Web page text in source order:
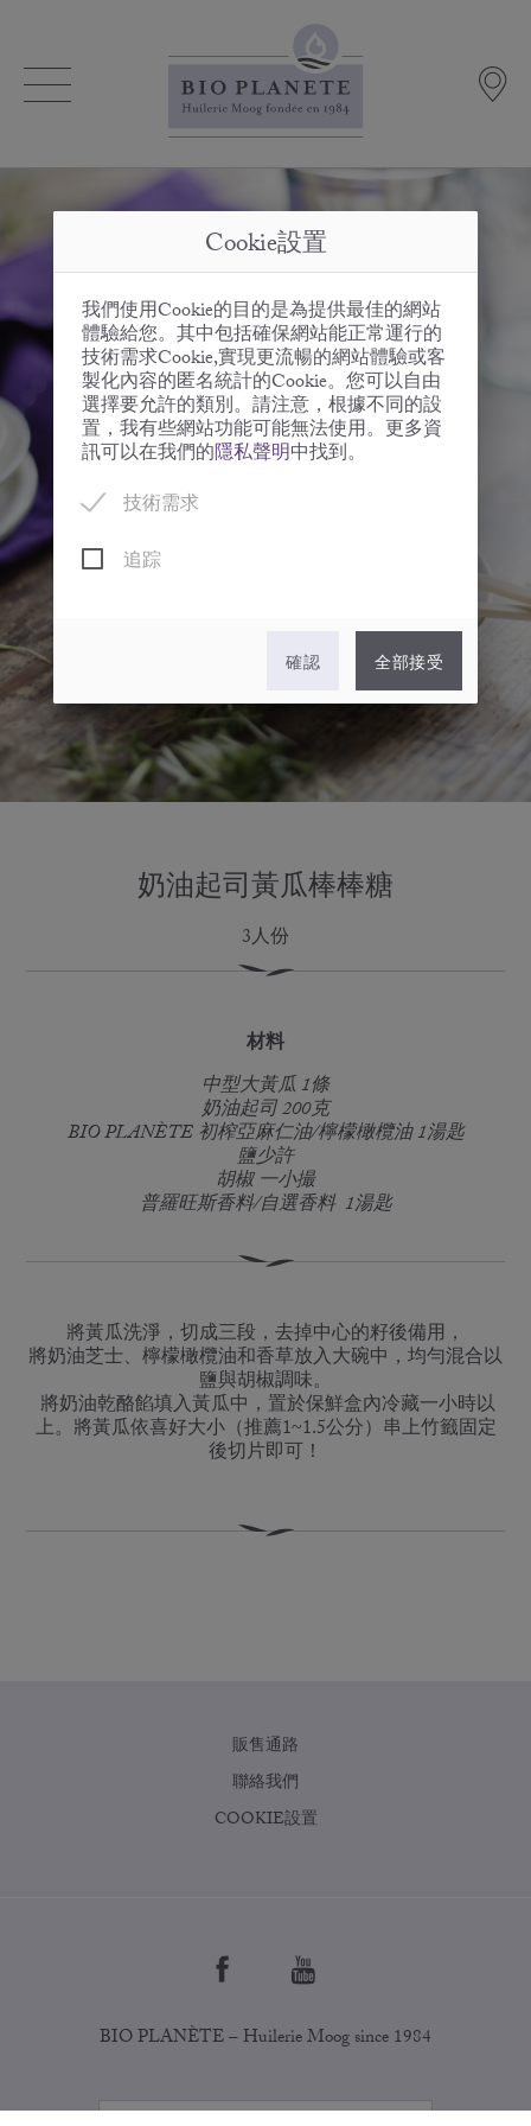
Cookie設置
我們使用Cookie的目的是為提供最佳的網站
體驗給您。其中包括確保網站能正常運行的
技術需求Cookie,實現更流暢的網站體驗或客
製化內容的匿名統計的Cookie。您可以自由
選擇要允許的類別。請注意，根據不同的設
置，我有些網站功能可能無法使用。更多資
訊可以在我們的隱私聲明中找到。
技術需求
追踪
確認 全部接受
奶油起司黃瓜棒棒糖
3人份
材料
中型大黃瓜 1條
奶油起司 200克
BIO PLANÈTE 初榨亞麻仁油/檸檬橄欖油 1湯匙
鹽少許
胡椒 一小撮
普羅旺斯香料/自選香料 1湯匙
將黃瓜洗淨，切成三段，去掉中心的籽後備用，
將奶油芝士、檸檬橄欖油和香草放入大碗中，均勻混合以
鹽與胡椒調味。
將奶油乾酪餡填入黃瓜中，置於保鮮盒內冷藏一小時以
上。將黃瓜依喜好大小（推薦1~1.5公分）串上竹籤固定
後切片即可！
販售通路
聯絡我們
COOKIE設置
BIO PLANÈTE – Huilerie Moog since 1984